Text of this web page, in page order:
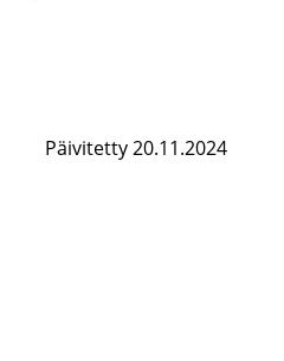
Päivitetty 20.11.2024